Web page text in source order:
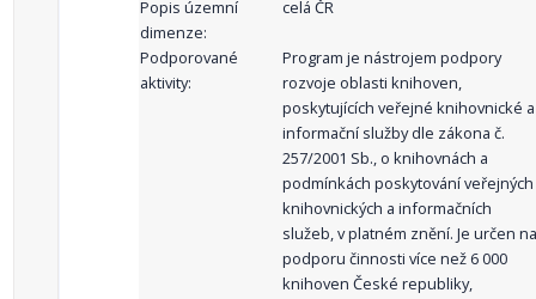
Popis územní
dimenze:
celá ČR
Podporované
aktivity:
Program je nástrojem podpory
rozvoje oblasti knihoven,
poskytujících veřejné knihovnické a
informační služby dle zákona č.
257/2001 Sb., o knihovnách a
podmínkách poskytování veřejných
knihovnických a informačních
služeb, v platném znění. Je určen na
podporu činnosti více než 6 000
knihoven České republiky,